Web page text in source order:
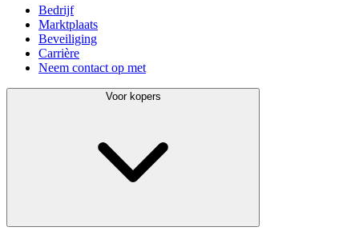
Bedrijf
Marktplaats
Beveiliging
Carrière
Neem contact op met
Voor kopers